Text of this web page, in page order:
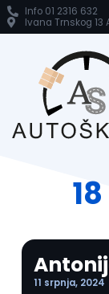
Info 01 2316 632
Ivana Trnskog 13
11 srpnja, 2024